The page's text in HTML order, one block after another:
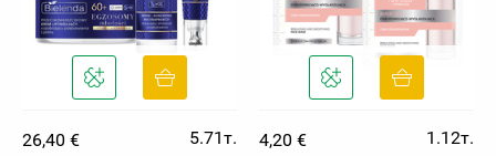
26,40 €
5.71т.
4,20 €
1.12т.